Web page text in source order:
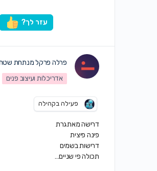
עזר לך?
פרלה פרקל מנתחת
אדריכלות ועיצוב פנים
פעילה בקהילה
דרישה מאתגרת
פינה פיצית
דרישות בשמים
תכולה פי שניים…